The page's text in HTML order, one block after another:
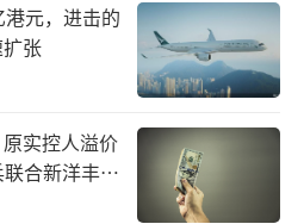
析师朱丹蓬看来，OATL
员费用、促销费用、渠道
必然的。随着OATLY投
定临界点，应该会转亏为
元，进击的
张
实控人溢价
合新洋丰、